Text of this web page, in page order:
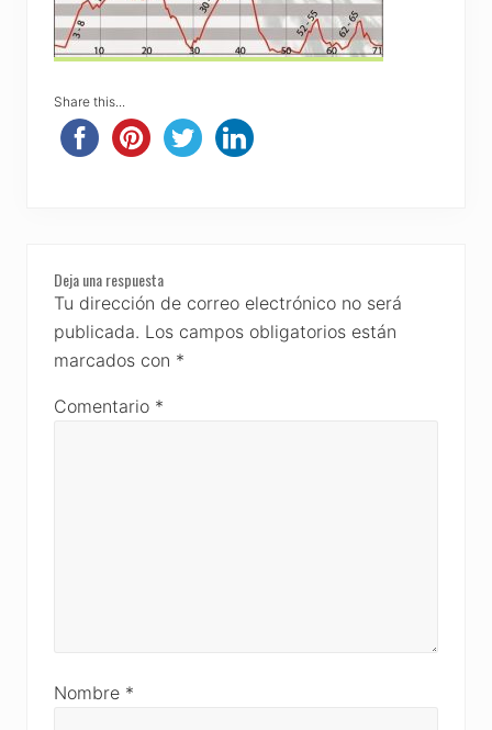
Share this...
Reader
Interactions
Deja una respuesta
Tu dirección de correo electrónico no será
publicada. Los campos obligatorios están
marcados con *
Comentario *
Nombre *